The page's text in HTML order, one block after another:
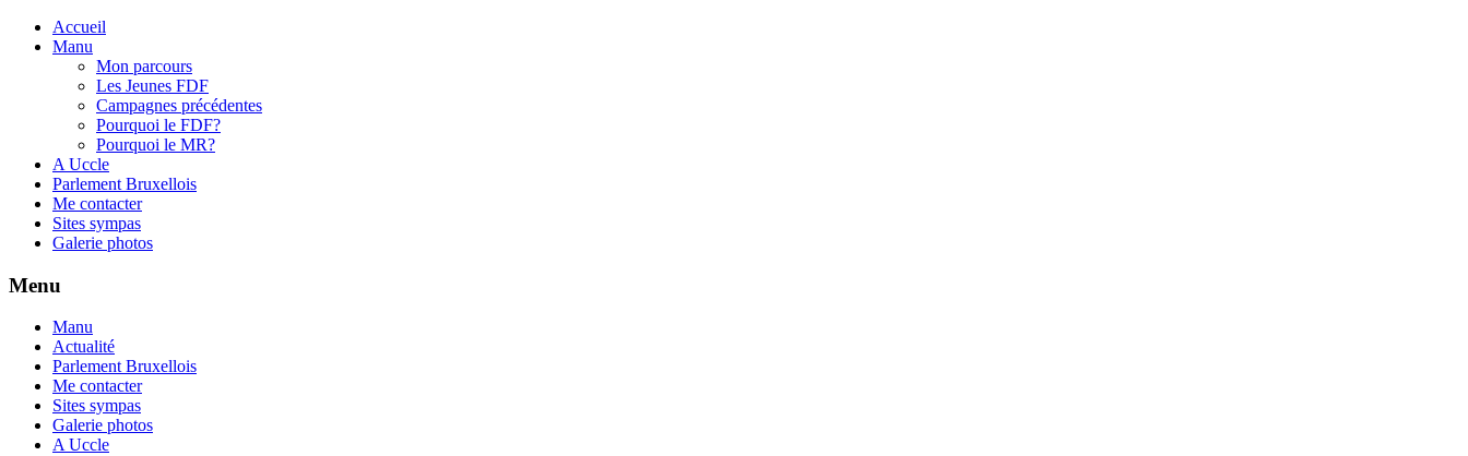
Accueil
Manu
Mon parcours
Les Jeunes FDF
Campagnes précédentes
Pourquoi le FDF?
Pourquoi le MR?
A Uccle
Parlement Bruxellois
Me contacter
Sites sympas
Galerie photos
Menu
Manu
Actualité
Parlement Bruxellois
Me contacter
Sites sympas
Galerie photos
A Uccle